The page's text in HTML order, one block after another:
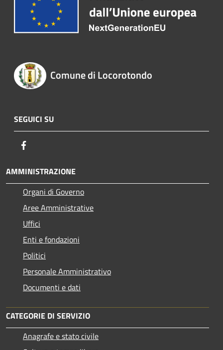
Comune di Locorotondo
SEGUICI SU
AMMINISTRAZIONE
Organi di Governo
Aree Amministrative
Uffici
Enti e fondazioni
Politici
Personale Amministrativo
Documenti e dati
CATEGORIE DI SERVIZIO
Anagrafe e stato civile